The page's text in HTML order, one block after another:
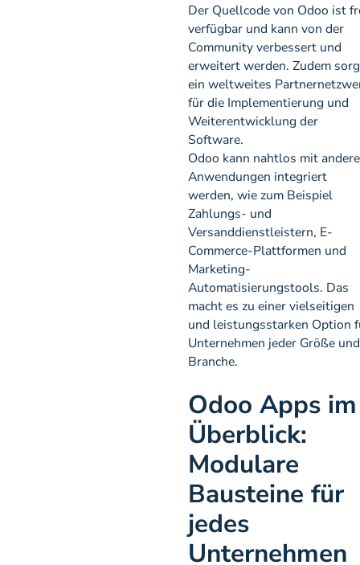
Der Quellcode von Odoo ist
verfügbar und kann von der
Community verbessert und
erweitert werden. Zudem
ein weltweites
für die Implementierung und
Weiterentwicklung der
Software.
Odoo kann nahtlos mit
Anwendungen integriert
werden, wie zum Beispiel
Zahlungs- und
Versanddienstleistern, E-
Commerce-Plattformen und
Marketing-
Automatisierungstools. Das
macht es zu einer vielseitigen
und leistungsstarken Option
Unternehmen jeder Größe und
Branche.
Odoo Apps im
Überblick:
Modulare
Bausteine für
jedes
Unternehmen